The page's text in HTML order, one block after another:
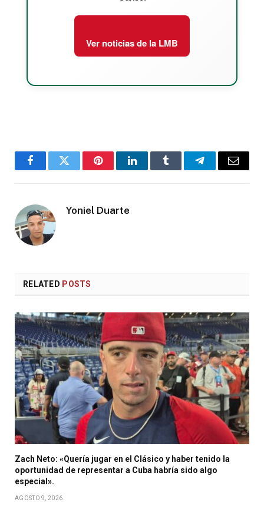
Ver noticias de la LMB
FacebookTwitter PinterestLinkedInTumblr TelegramEmail
Yoniel Duarte
RELATED POSTS
Zach Neto: «Quería jugar en el Clásico y haber tenido la
oportunidad de representar a Cuba habría sido algo
especial».
AGOSTO 9, 2026